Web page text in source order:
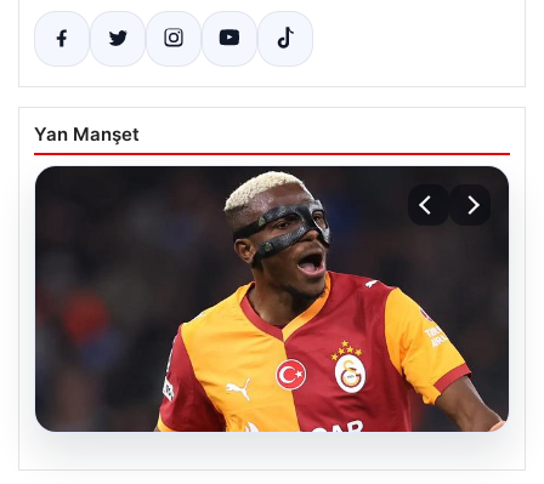
Yan Manşet
08.08.2026